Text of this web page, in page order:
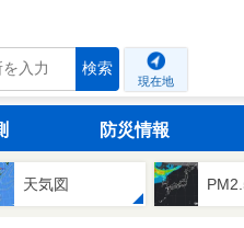
検索
現在地
防災情報
天気図